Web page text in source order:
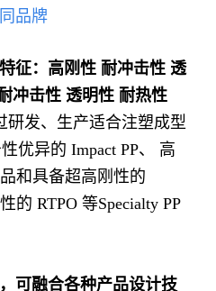
品牌
特征：高刚性 耐冲击性 透
冲击性 透明性 耐热性
研发、生产适合注塑成型
优异的 Impact PP、 高
和具备超高刚性的
的 RTPO 等Specialty PP
可融合各种产品设计技